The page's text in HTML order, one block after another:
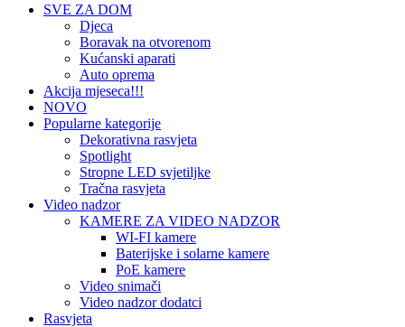
SVE ZA DOM
Djeca
Boravak na otvorenom
Kućanski aparati
Auto oprema
Akcija mjeseca!!!
NOVO
Popularne kategorije
Dekorativna rasvjeta
Spotlight
Stropne LED svjetiljke
Tračna rasvjeta
Video nadzor
KAMERE ZA VIDEO NADZOR
WI-FI kamere
Baterijske i solarne kamere
PoE kamere
Video snimači
Video nadzor dodatci
Rasvjeta